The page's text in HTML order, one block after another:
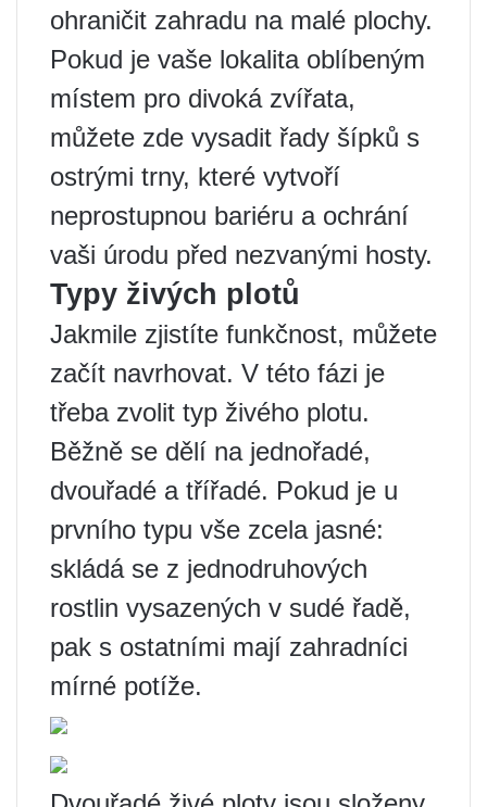
ohraničit zahradu na malé plochy.
Pokud je vaše lokalita oblíbeným
místem pro divoká zvířata,
můžete zde vysadit řady šípků s
ostrými trny, které vytvoří
neprostupnou bariéru a ochrání
vaši úrodu před nezvanými hosty.
Typy živých plotů
Jakmile zjistíte funkčnost, můžete
začít navrhovat. V této fázi je
třeba zvolit typ živého plotu.
Běžně se dělí na jednořadé,
dvouřadé a třířadé. Pokud je u
prvního typu vše zcela jasné:
skládá se z jednodruhových
rostlin vysazených v sudé řadě,
pak s ostatními mají zahradníci
mírné potíže.